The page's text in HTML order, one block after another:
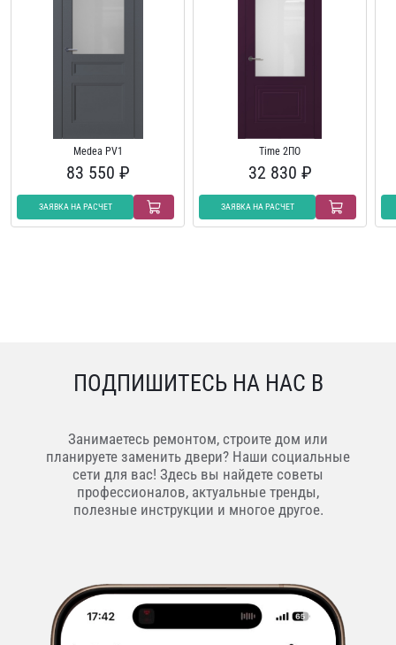
Medea PV1
83 550 ₽
ЗАЯВКА НА РАСЧЕТ
Time 2ПО
32 830 ₽
ЗАЯВКА НА РАСЧЕТ
ПОДПИШИТЕСЬ НА НАС В
Занимаетесь ремонтом, строите дом или
планируете заменить двери? Наши социальные
сети для вас! Здесь вы найдете советы
профессионалов, актуальные тренды,
полезные инструкции и многое другое.